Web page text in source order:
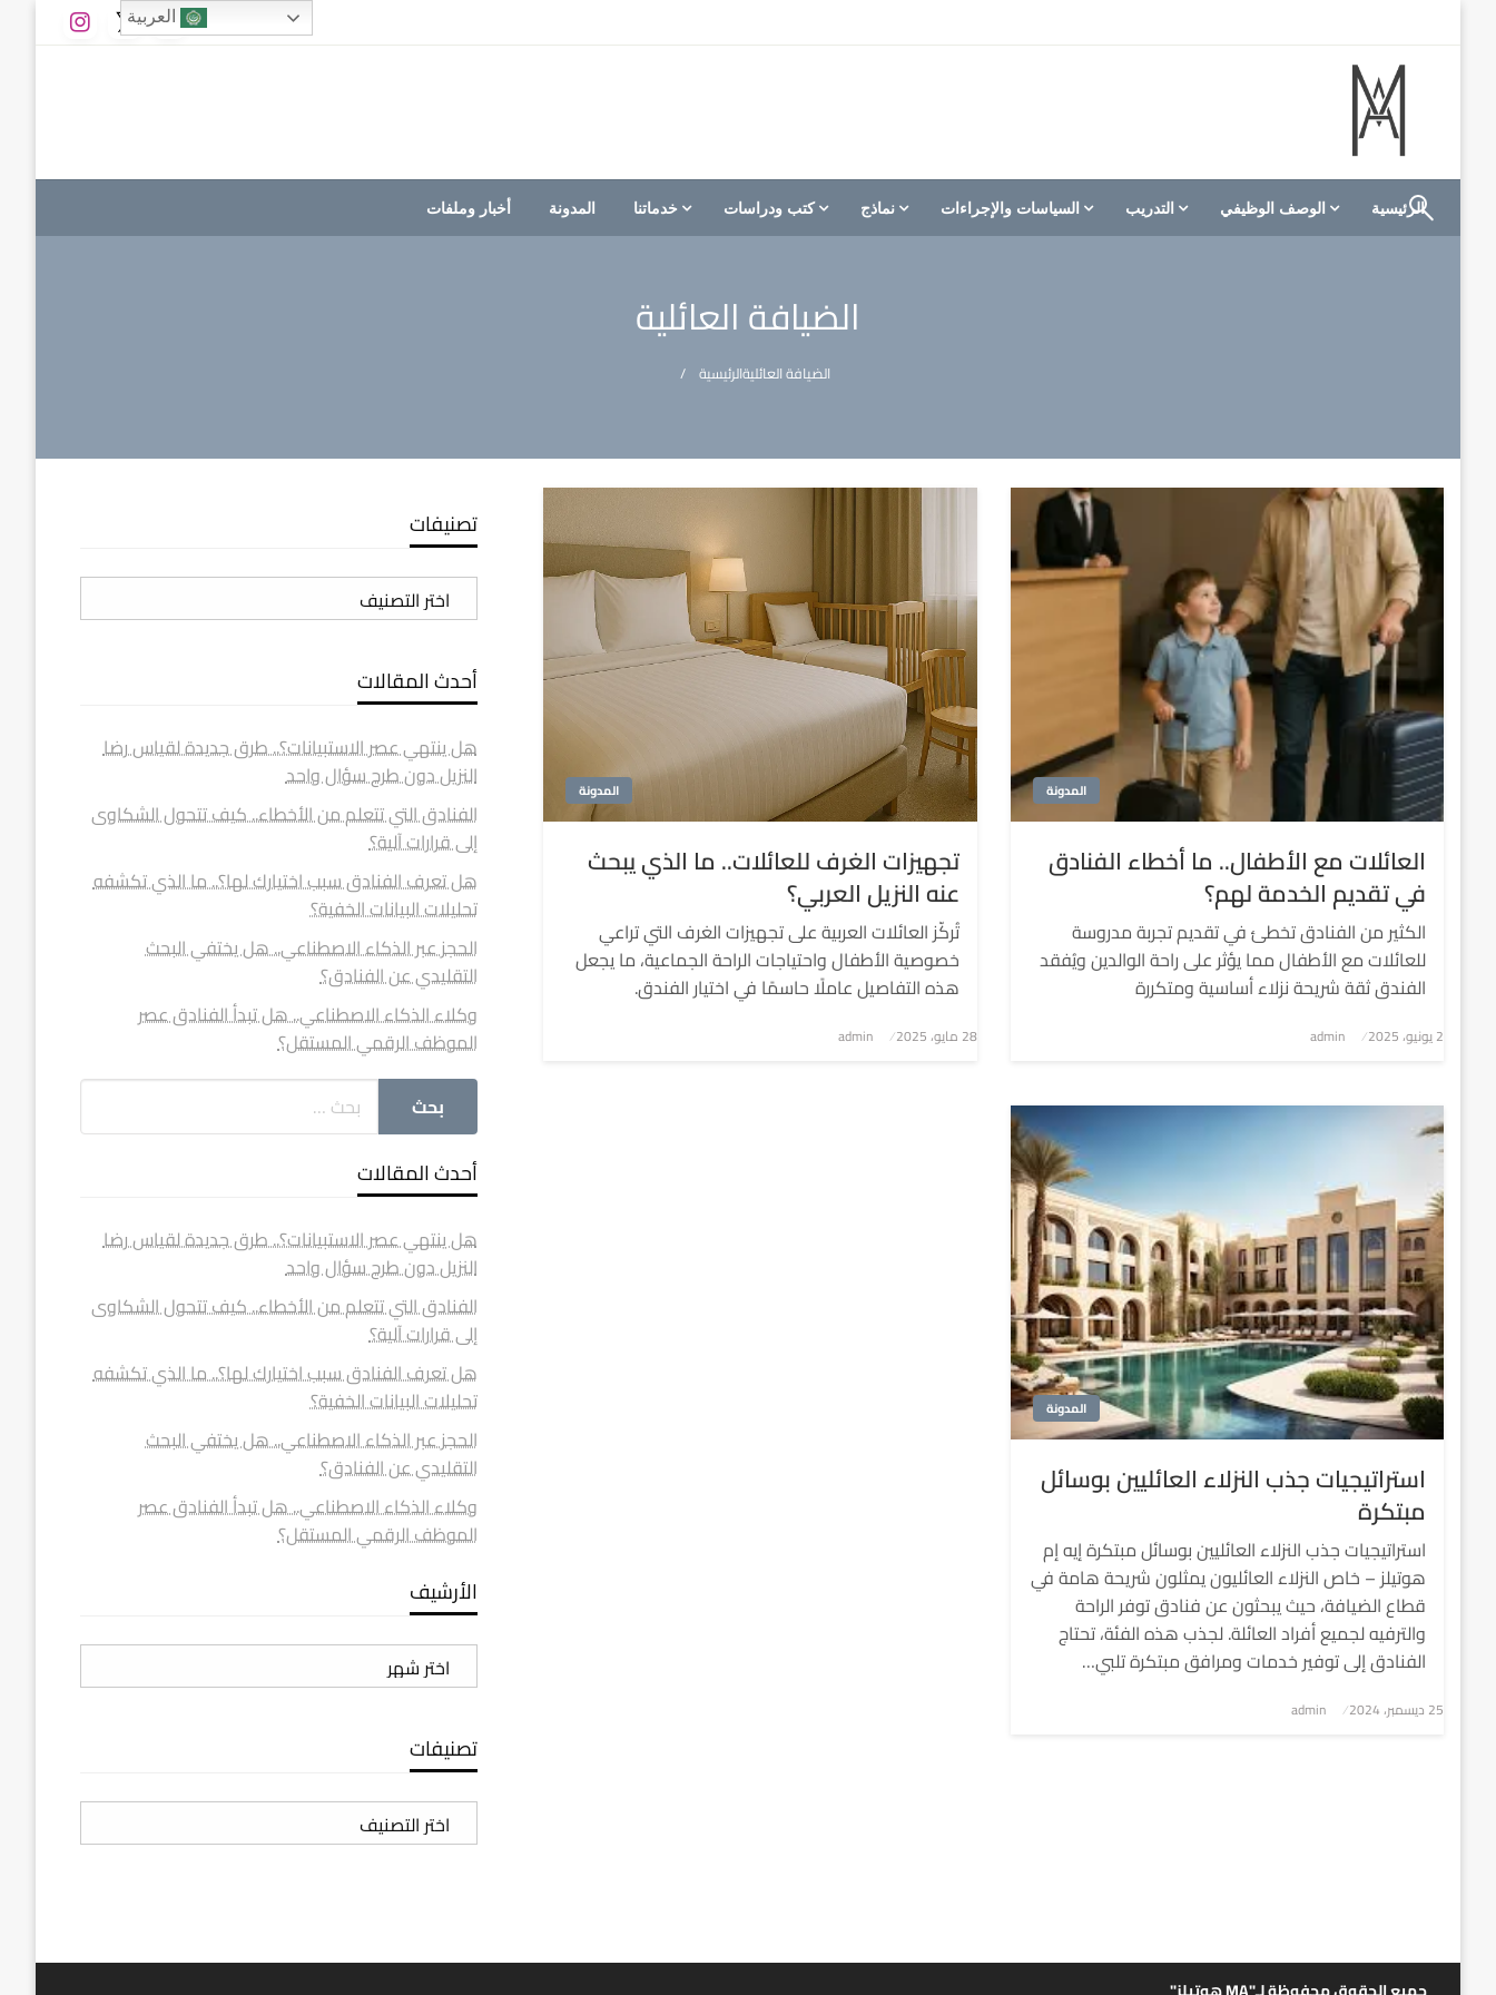
M A hotels | إم ايه هوتيلز
الموقع الأول للعاملين في الفنادق في العالم العربي
الرئيسية الوصف الوظيفي التدريب السياسات والإجراءات نماذج كتب ودراسات خدماتنا المدونة أخبار وملفات
الضيافة العائلية
الرئيسيةالضيافة العائلية
المدونة
العائلات مع الأطفال.. ما أخطاء الفنادق
في تقديم الخدمة لهم؟
الكثير من الفنادق تخطئ في تقديم تجربة مدروسة
للعائلات مع الأطفال مما يؤثر على راحة الوالدين ويُفقد
الفندق ثقة شريحة نزلاء أساسية ومتكررة
نُشر
في2 يونيو، 2025 admin
المدونة
تجهيزات الغرف للعائلات.. ما الذي يبحث
عنه النزيل العربي؟
تُركّز العائلات العربية على تجهيزات الغرف التي تراعي
خصوصية الأطفال واحتياجات الراحة الجماعية، ما يجعل
هذه التفاصيل عاملًا حاسمًا في اختيار الفندق.
نُشر
28 مايو، 2025 admin
المدونة
استراتيجيات جذب النزلاء العائليين بوسائل
مبتكرة
استراتيجيات جذب النزلاء العائليين بوسائل مبتكرة إيه إم
هوتيلز – خاص النزلاء العائليون يمثلون شريحة هامة في
قطاع الضيافة، حيث يبحثون عن فنادق توفر الراحة
والترفيه لجميع أفراد العائلة. لجذب هذه الفئة، تحتاج
الفنادق إلى توفير خدمات ومرافق مبتكرة تلبي…
نُشر
25 ديسمبر، 2024 admin
تصنيفات
تصنيفات
أحدث المقالات
هل ينتهي عصر الاستبيانات؟.. طرق جديدة لقياس رضا
النزيل دون طرح سؤال واحد
الفنادق التي تتعلم من الأخطاء.. كيف تتحول الشكاوى
إلى قرارات آلية؟
هل تعرف الفنادق سبب اختيارك لها؟.. ما الذي تكشفه
تحليلات البيانات الخفية؟
الحجز عبر الذكاء الاصطناعي.. هل يختفي البحث
التقليدي عن الفنادق؟
وكلاء الذكاء الاصطناعي.. هل تبدأ الفنادق عصر
الموظف الرقمي المستقل؟
أحدث المقالات
هل ينتهي عصر الاستبيانات؟.. طرق جديدة لقياس رضا
النزيل دون طرح سؤال واحد
الفنادق التي تتعلم من الأخطاء.. كيف تتحول الشكاوى
إلى قرارات آلية؟
هل تعرف الفنادق سبب اختيارك لها؟.. ما الذي تكشفه
تحليلات البيانات الخفية؟
الحجز عبر الذكاء الاصطناعي.. هل يختفي البحث
التقليدي عن الفنادق؟
وكلاء الذكاء الاصطناعي.. هل تبدأ الفنادق عصر
الموظف الرقمي المستقل؟
الأرشيف
الأرشيف
تصنيفات
تصنيفات
العربية